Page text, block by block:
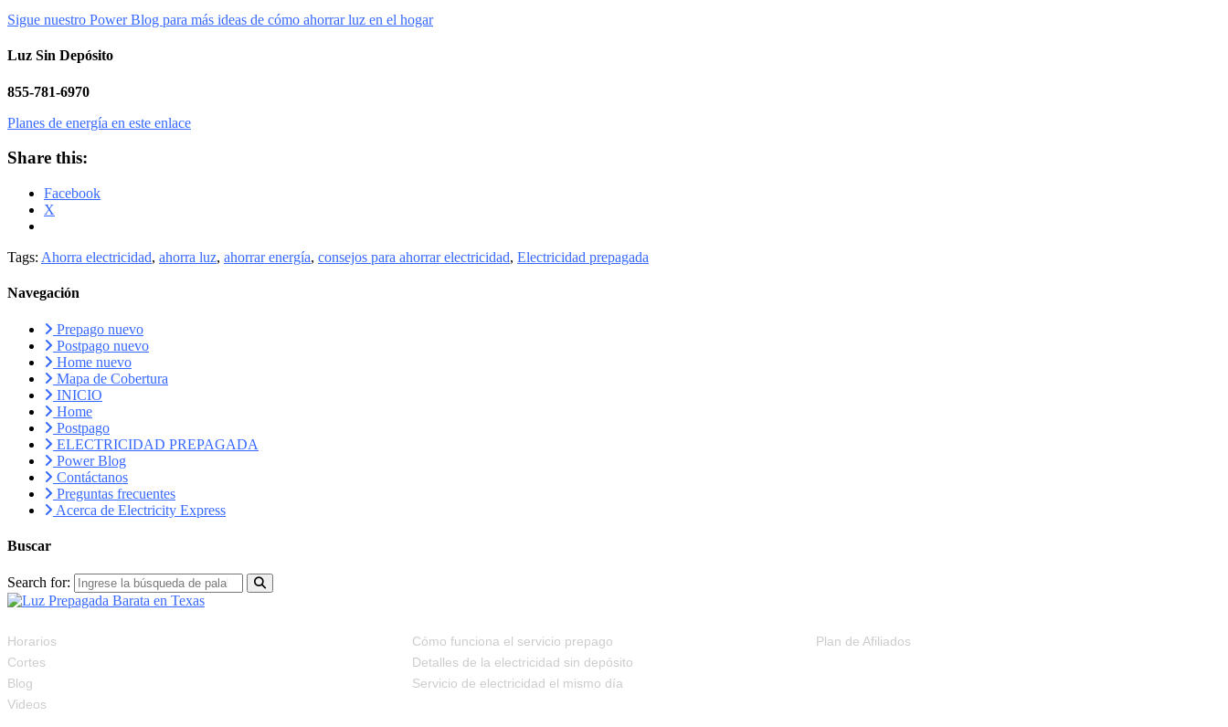
Sigue nuestro Power Blog para más ideas de cómo ahorrar luz en el hogar
Luz Sin Depósito
855-781-6970
Planes de energía en este enlace
Share this:
Facebook
X
Tags: Ahorra electricidad, ahorra luz, ahorrar energía, consejos para ahorrar electricidad, Electricidad prepagada
Navegación
Prepago nuevo
Postpago nuevo
Home nuevo
Mapa de Cobertura
INICIO
Home
Postpago
ELECTRICIDAD PREPAGADA
Power Blog
Contáctanos
Preguntas frecuentes
Acerca de Electricity Express
Buscar
Search for:
Horarios
Cortes
Blog
Videos
Cómo funciona el servicio prepago
Detalles de la electricidad sin depósito
Servicio de electricidad el mismo día
Plan de Afiliados